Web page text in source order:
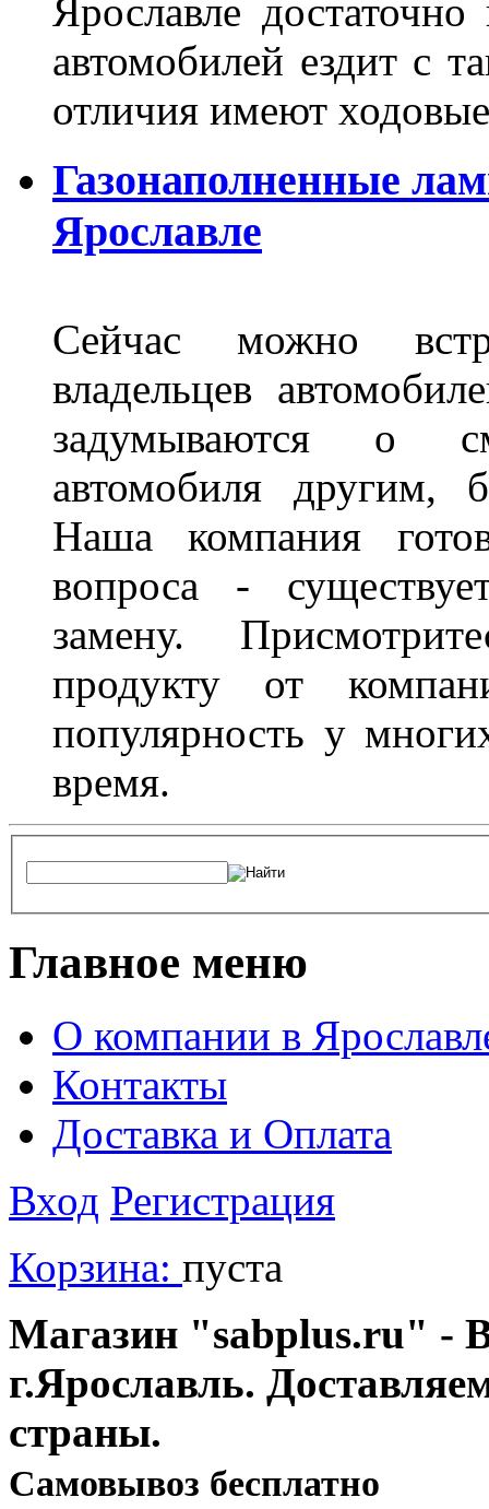
Ярославле
автомобилей ездит с
отличия имеют
Газонаполненные
Ярославле
Сейчас можно
владельцев
задумываются о
автомобиля другим,
Наша компания
вопроса -
замену.
продукту от
популярность у
время.
Главное меню
О компании в
Контакты
Доставка и Оплата
Вход Регистрация
Корзина: пуста
Магазин "sabplus.ru" -
г.Ярославль.
страны.
Cамовывоз бесплатно